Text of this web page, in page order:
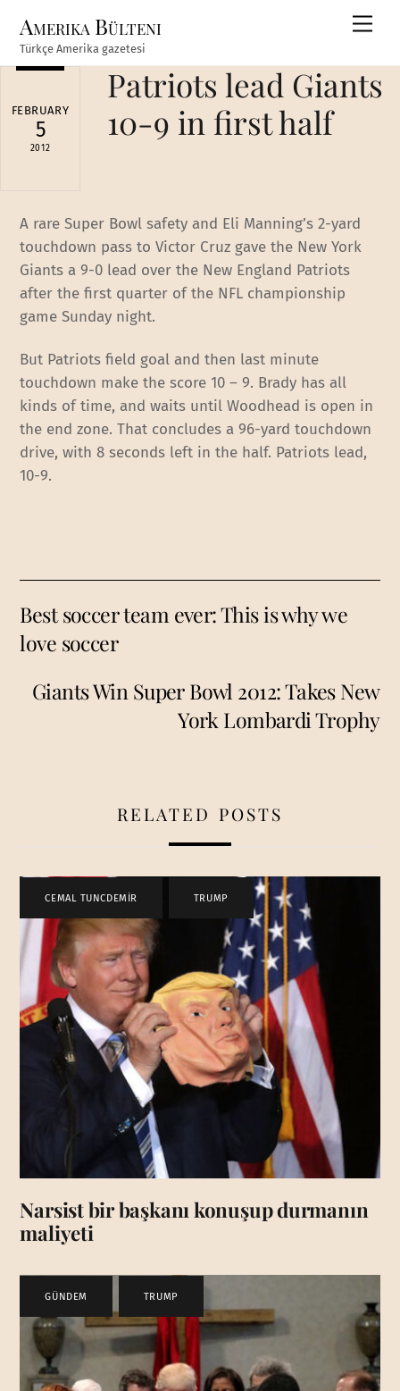
content
Amerika Bülteni
Türkçe Amerika gazetesi
FEBRUARY
5
2012
Patriots lead Giants
10-9 in first half
A rare Super Bowl safety and Eli Manning’s 2-yard
touchdown pass to Victor Cruz gave the New York
Giants a 9-0 lead over the New England Patriots
after the first quarter of the NFL championship
game Sunday night.
But Patriots field goal and then last minute
touchdown make the score 10 – 9. Brady has all
kinds of time, and waits until Woodhead is open in
the end zone. That concludes a 96-yard touchdown
drive, with 8 seconds left in the half. Patriots lead,
10-9.
Best soccer team ever: This is why we
love soccer
Giants Win Super Bowl 2012: Takes New
York Lombardi Trophy
RELATED POSTS
CEMAL TUNCDEMİR TRUMP
Narsist bir başkanı konuşup durmanın
maliyeti
GÜNDEM TRUMP